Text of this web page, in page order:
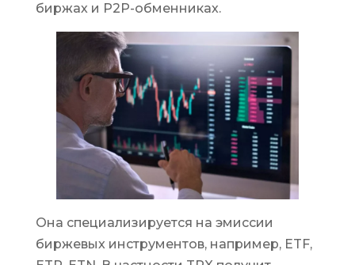
биржах и P2P-обменниках.
Она специализируется на эмиссии
биржевых инструментов, например, ETF,